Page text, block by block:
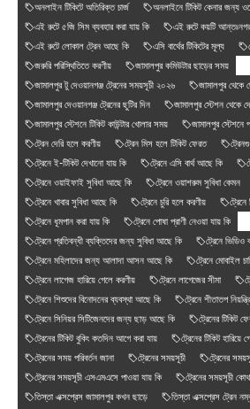
অনলাইন টিকিটে অতিরিক্ত চার্জ
অনলাইনে টিকিট কেনার জন্য
এই রুটে ৫জি সিম ব্যবহার করা যায় কি
এই রুটে কয়টি
এই রুটে লোকাল ট্রেন আছে কি
এসি বার্থের টিকিটের মূল্য
জরুরি পরিস্থিতিতে করণীয়
জামালপুর কমিউটার ছাড়ের সময়
জামালপুর টু দেওয়ানগঞ্জ ট্রেনের সময়সূচী ২০২৬
জামালপুর থেকে
জামালপুর দেওয়ানগঞ্জ ট্রেনের ছুটির দিন
জামালপুর স্টেশন থেকে
জামালপুর স্টেশনে টিকিট কাউন্টার খোলার সময়
জামালপুর স্টেশনে
ট্রেন দেরি হলে করণীয়
ট্রেন মিস হলে টিকিট ফেরত
ট্রেনে ই-টিকিট দেখানো যায় কি
ট্রেনে এসি বার্থ আছে কি
ট্রেনে ওয়াইফাই সুবিধা আছে কি
ট্রেনে ওয়াশরুম সুবিধা কেমন
ট্রেনে খাবার সুবিধা আছে কি
ট্রেনে চুরি হলে করণীয়
ট্রেনে
ট্রেনে ধূমপান করা যায় কি
ট্রেনে পোষা প্রাণী নেওয়া যায় কি
ট্রেনে প্রতিবন্ধী ব্যক্তিদের জন্য সুবিধা আছে কি
ট্রেনে ভিডিও
ট্রেনে মহিলাদের জন্য আলাদা আসন আছে কি
ট্রেনে মোবাইল
ট্রেনে লাগেজ হারিয়ে গেলে করণীয়
ট্রেনে লাগেজের সীমা
ট্রেনে শিশুদের বিনোদনের ব্যবস্থা আছে কি
ট্রেনে শীতাতপ
ট্রেনে সিনিয়র সিটিজেনদের জন্য ছাড় আছে কি
ট্রেনের টিকিট
ট্রেনের টিকিট বুকিং কতদিন আগে করা যায়
ট্রেনের টিকিট হারিয়ে
ট্রেনের সময় পরিবর্তন জানা
ট্রেনের সময়সূচী
ট্রেনের
ট্রেনের সময়সূচী এসএমএসে পাওয়া যায় কি
ট্রেনের সময়সূচী
তিস্তা এক্সপ্রেস জামালপুর কখন ছাড়ে
তিস্তা এক্সপ্রেস ট্রেন